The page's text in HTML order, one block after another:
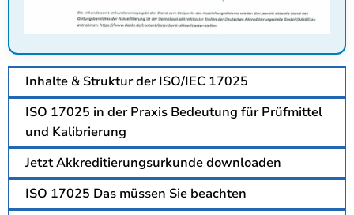
Inhalte & Struktur der ISO/IEC 17025
ISO 17025 in der Praxis Bedeutung für Prüfmittel
und Kalibrierung
Jetzt Akkreditierungsurkunde downloaden
ISO 17025 Das müssen Sie beachten